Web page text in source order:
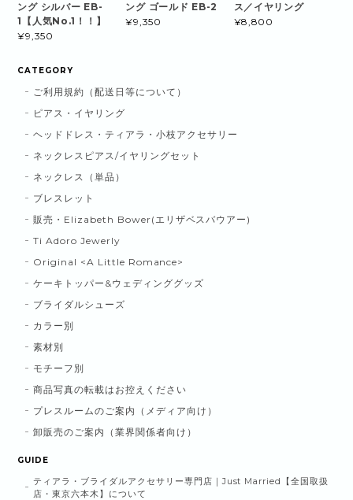
ング シルバー EB-
1【人気No.1！！】
¥9,350
ング ゴールド EB-2
¥9,350
ス／イヤリング
¥8,800
CATEGORY
ご利用規約（配送日等について）
ピアス・イヤリング
ヘッドドレス・ティアラ・小枝アクセサリー
ネックレスピアス/イヤリングセット
ネックレス（単品）
ブレスレット
販売・Elizabeth Bower(エリザベスバウアー)
Ti Adoro Jewerly
Original <A Little Romance>
ケーキトッパー&ウェディンググッズ
ブライダルシューズ
カラー別
素材別
モチーフ別
商品写真の転載はお控えください
プレスルームのご案内（メディア向け）
卸販売のご案内（業界関係者向け）
GUIDE
ティアラ・ブライダルアクセサリー専門店｜Just Married【全国取扱
店・東京六本木】について